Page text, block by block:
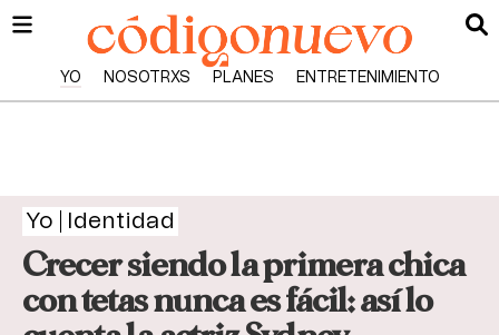
YO NOSOTRXS PLANES ENTRETENIMIENTO
Yo Identidad
Crecer siendo la primera chica
con tetas nunca es fácil: así lo